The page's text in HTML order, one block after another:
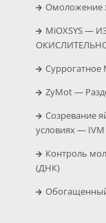
Омоложение
MiOXSYS —
Суррогатное
ZyMot —
Созревание
условиях — IVM
Контроль
(ДНК)
Обогащенный